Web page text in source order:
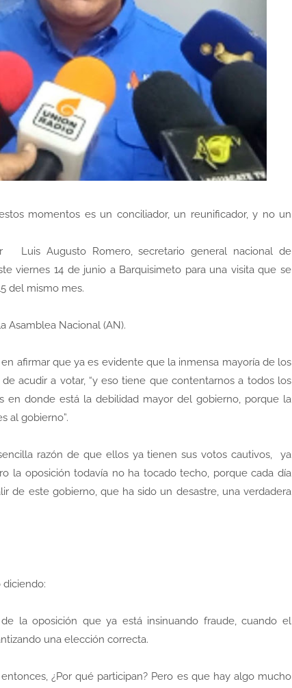
momentos es un conciliador, un reunificador, y no un
Luis Augusto Romero, secretario general nacional de
viernes 14 de junio a Barquisimeto para una visita que se
del mismo mes.
Asamblea Nacional (AN).
afirmar que ya es evidente que la inmensa mayoría de los
acudir a votar, “y eso tiene que contentarnos a todos los
en donde está la debilidad mayor del gobierno, porque la
al gobierno”.
razón de que ellos ya tienen sus votos cautivos, ya
la oposición todavía no ha tocado techo, porque cada día
de este gobierno, que ha sido un desastre, una verdadera
la oposición que ya está insinuando fraude, cuando el
una elección correcta.
¿Por qué participan? Pero es que hay algo mucho